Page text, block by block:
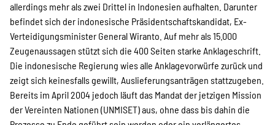
allerdings mehr als zwei Drittel in Indonesien aufhalten. Darunter
befindet sich der indonesische Präsidentschaftskandidat, Ex-
Verteidigungsminister General Wiranto. Auf mehr als 15.000
Zeugenaussagen stützt sich die 400 Seiten starke Anklageschrift.
Die indonesische Regierung wies alle Anklagevorwürfe zurück und
zeigt sich keinesfalls gewillt, Auslieferungsanträgen stattzugeben.
Bereits im April 2004 jedoch läuft das Mandat der jetzigen Mission
der Vereinten Nationen (UNMISET) aus, ohne dass bis dahin die